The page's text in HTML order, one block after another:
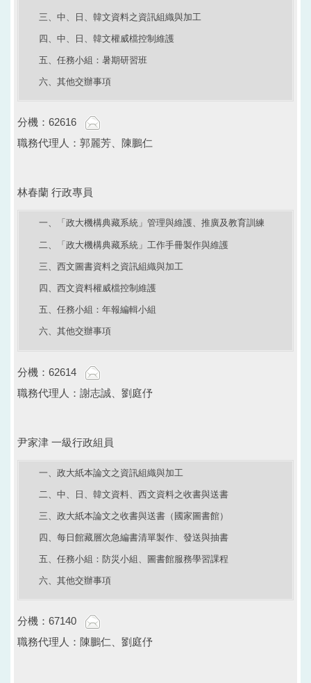
三、中、日、韓文資料之資訊組織與加工
四、中、日、韓文權威檔控制維護
五、任務小組：暑期研習班
六、其他交辦事項
分機：62616
職務代理人：郭麗芳、陳鵬仁
林春蘭 行政專員
一、「政大機構典藏系統」管理與維護、推廣及教育訓練
二、「政大機構典藏系統」工作手冊製作與維護
三、西文圖書資料之資訊組織與加工
四、西文資料權威檔控制維護
五、任務小組：年報編輯小組
六、其他交辦事項
分機：62614
職務代理人：謝志誠、劉庭伃
尹家津 一級行政組員
一、政大紙本論文之資訊組織與加工
二、中、日、韓文資料、西文資料之收書與送書
三、政大紙本論文之收書與送書（國家圖書館）
四、每日館藏層次急編書清單製作、發送與抽書
五、任務小組：防災小組、圖書館服務學習課程
六、其他交辦事項
分機：67140
職務代理人：陳鵬仁、劉庭伃